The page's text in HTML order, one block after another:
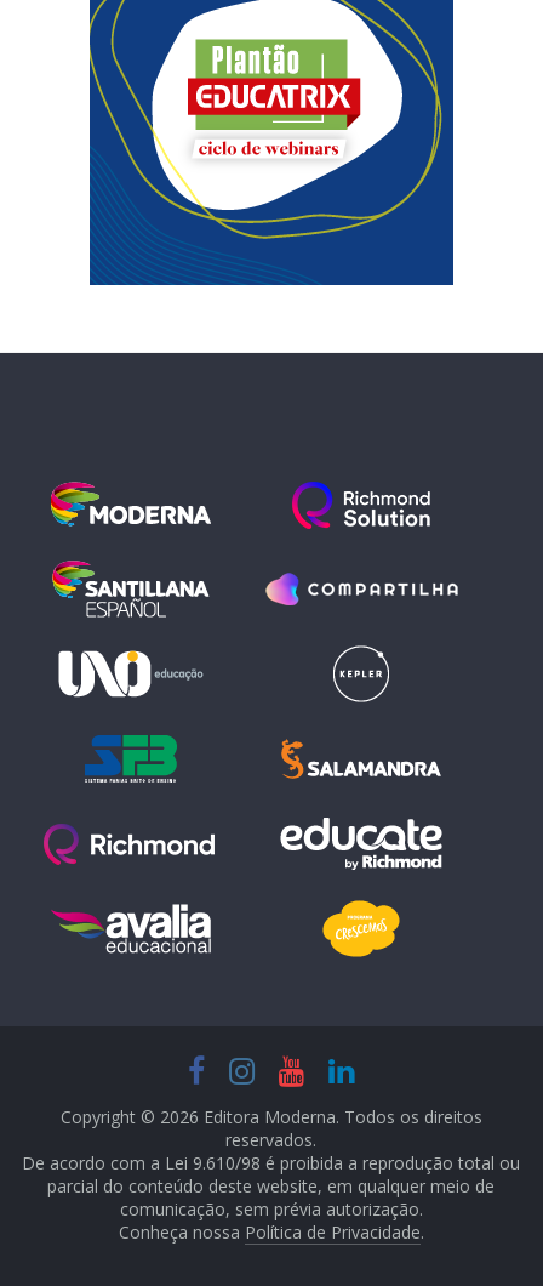
Copyright © 2026 Editora Moderna. Todos os direitos
reservados.
De acordo com a Lei 9.610/98 é proibida a reprodução total ou
parcial do conteúdo deste website, em qualquer meio de
comunicação, sem prévia autorização.
Conheça nossa Política de Privacidade.